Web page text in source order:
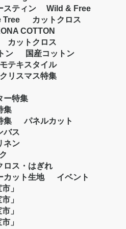
スティン
Wild & Free
Tree
カットクロス
COTTON
カットクロス
ン
国産コットン
テキスタイル
クリスマス特集
ー特集
集
集
パネルカット
バス
ネン
ロス・はぎれ
カット生地
イベント
」
」
」
」